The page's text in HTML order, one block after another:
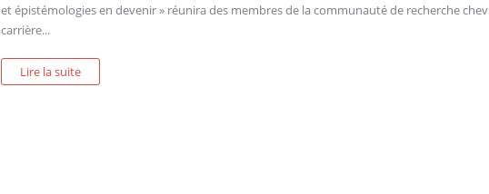
et épistémologies en devenir » réunira des membres de la communauté de recherche
carrière...
Lire la suite